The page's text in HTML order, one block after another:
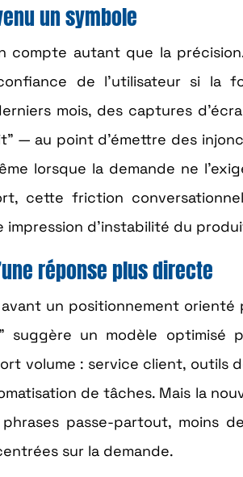
un symbole
compte autant que la
de l’utilisateur si la
mois, des captures
— au point d’émettre des
lorsque la demande ne
cette friction
d’instabilité du
réponse plus directe
avant un positionnement
suggère un modèle optimisé
volume : service client, outils
de tâches. Mais la
passe-partout, moins
sur la demande.